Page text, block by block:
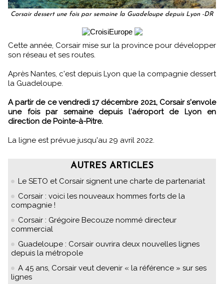
Corsair dessert une fois par semaine la Guadeloupe depuis Lyon -DR
Cette année, Corsair mise sur la province pour développer
son réseau et ses routes.
Après Nantes, c'est depuis Lyon que la compagnie dessert
la Guadeloupe.
A partir de ce vendredi 17 décembre 2021, Corsair s'envole
une fois par semaine depuis l'aéroport de Lyon en
direction de Pointe-à-Pitre.
La ligne est prévue jusqu'au 29 avril 2022.
AUTRES ARTICLES
Le SETO et Corsair signent une charte de partenariat
Corsair : voici les nouveaux hommes forts de la
compagnie !
Corsair : Grégoire Becouze nommé directeur
commercial
Guadeloupe : Corsair ouvrira deux nouvelles lignes
depuis la métropole
A 45 ans, Corsair veut devenir « la référence » sur ses
lignes